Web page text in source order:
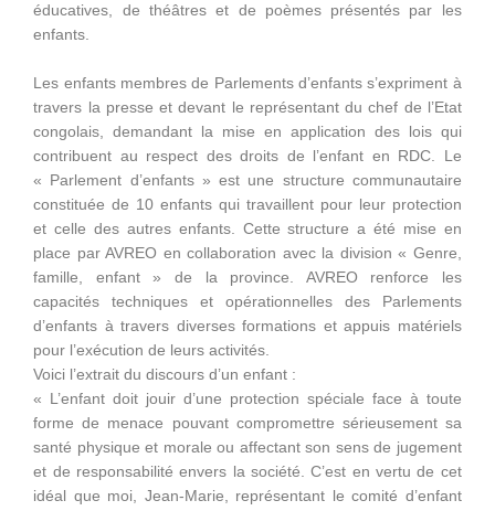
éducatives, de théâtres et de poèmes présentés par les
enfants.
Les enfants membres de Parlements d’enfants s’expriment à
travers la presse et devant le représentant du chef de l’Etat
congolais, demandant la mise en application des lois qui
contribuent au respect des droits de l’enfant en RDC. Le
« Parlement d’enfants » est une structure communautaire
constituée de 10 enfants qui travaillent pour leur protection
et celle des autres enfants. Cette structure a été mise en
place par AVREO en collaboration avec la division « Genre,
famille, enfant » de la province. AVREO renforce les
capacités techniques et opérationnelles des Parlements
d’enfants à travers diverses formations et appuis matériels
pour l’exécution de leurs activités.
Voici l’extrait du discours d’un enfant :
« L’enfant doit jouir d’une protection spéciale face à toute
forme de menace pouvant compromettre sérieusement sa
santé physique et morale ou affectant son sens de jugement
et de responsabilité envers la société. C’est en vertu de cet
idéal que moi, Jean-Marie, représentant le comité d’enfant